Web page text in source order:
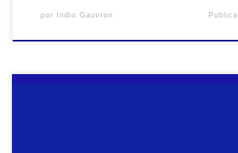
por Indio Gauvron
AES LAC en ARGENTINA Las primeras 50